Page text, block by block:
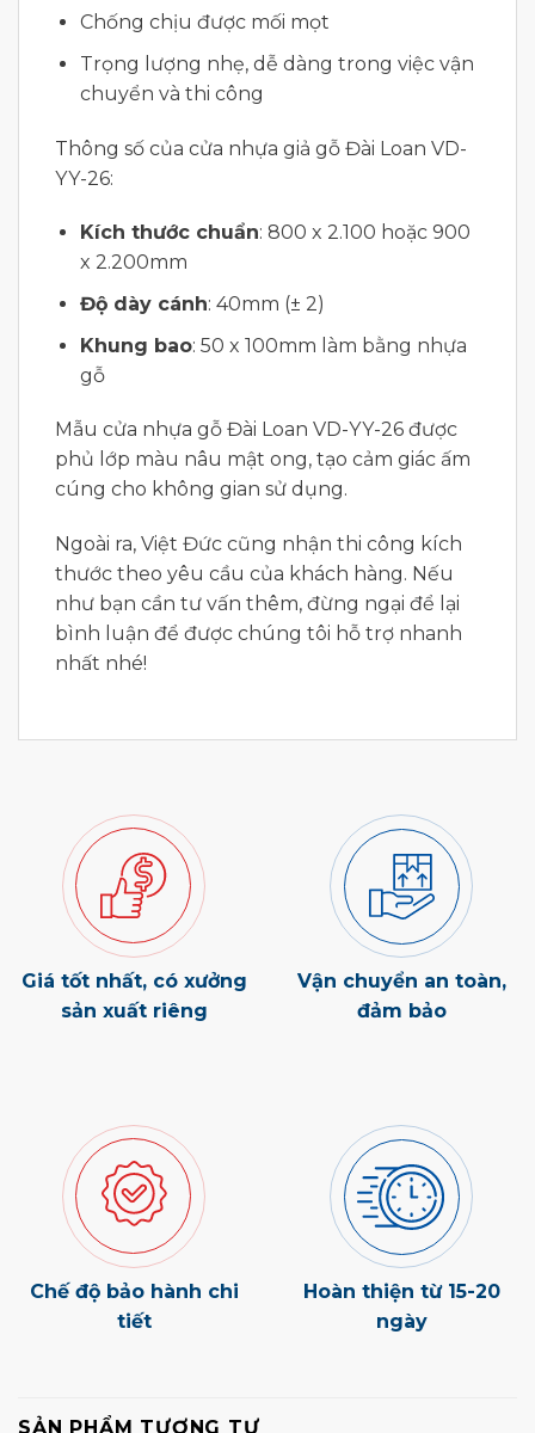
Chống chịu được mối mọt
Trọng lượng nhẹ, dễ dàng trong việc vận
chuyển và thi công
Thông số của cửa nhựa giả gỗ Đài Loan VD-
YY-26:
Kích thước chuẩn: 800 x 2.100 hoặc 900
x 2.200mm
Độ dày cánh: 40mm (± 2)
Khung bao: 50 x 100mm làm bằng nhựa
gỗ
Mẫu cửa nhựa gỗ Đài Loan VD-YY-26 được
phủ lớp màu nâu mật ong, tạo cảm giác ấm
cúng cho không gian sử dụng.
Ngoài ra, Việt Đức cũng nhận thi công kích
thước theo yêu cầu của khách hàng. Nếu
như bạn cần tư vấn thêm, đừng ngại để lại
bình luận để được chúng tôi hỗ trợ nhanh
nhất nhé!
Giá tốt nhất, có xưởng
sản xuất riêng
Vận chuyển an toàn,
đảm bảo
Chế độ bảo hành chi
tiết
Hoàn thiện từ 15-20
ngày
SẢN PHẨM TƯƠNG TỰ